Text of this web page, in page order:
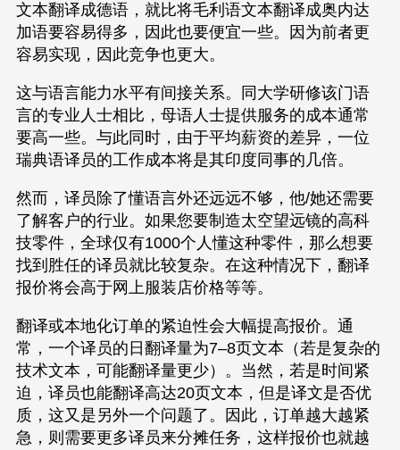
文本翻译成德语，就比将毛利语文本翻译成奥内达
加语要容易得多，因此也要便宜一些。因为前者更
容易实现，因此竞争也更大。
这与语言能力水平有间接关系。同大学研修该门语
言的专业人士相比，母语人士提供服务的成本通常
要高一些。与此同时，由于平均薪资的差异，一位
瑞典语译员的工作成本将是其印度同事的几倍。
然而，译员除了懂语言外还远远不够，他/她还需要
了解客户的行业。如果您要制造太空望远镜的高科
技零件，全球仅有1000个人懂这种零件，那么想要
找到胜任的译员就比较复杂。在这种情况下，翻译
报价将会高于网上服装店价格等等。
翻译或本地化订单的紧迫性会大幅提高报价。通
常，一个译员的日翻译量为7–8页文本（若是复杂的
技术文本，可能翻译量更少）。当然，若是时间紧
迫，译员也能翻译高达20页文本，但是译文是否优
质，这又是另外一个问题了。因此，订单越大越紧
急，则需要更多译员来分摊任务，这样报价也就越